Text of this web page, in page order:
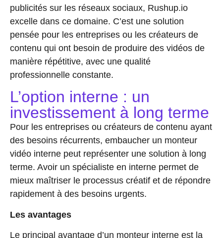
publicités sur les réseaux sociaux, Rushup.io
excelle dans ce domaine. C’est une solution
pensée pour les entreprises ou les créateurs de
contenu qui ont besoin de produire des vidéos de
manière répétitive, avec une qualité
professionnelle constante.
L’option interne : un
investissement à long terme
Pour les entreprises ou créateurs de contenu ayant
des besoins récurrents, embaucher un monteur
vidéo interne peut représenter une solution à long
terme. Avoir un spécialiste en interne permet de
mieux maîtriser le processus créatif et de répondre
rapidement à des besoins urgents.
Les avantages
Le principal avantage d’un monteur interne est la